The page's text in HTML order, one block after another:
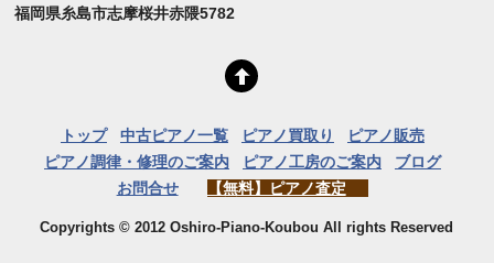
福岡県糸島市志摩桜井赤隈5782
トップ 中古ピアノ一覧 ピアノ買取り
ピアノ販売
ピアノ調律・修理のご案内
ピアノ工房のご案内
ブログ
お問合せ
【無料】ピアノ査定
Copyrights © 2012 Oshiro-Piano-Koubou All rights Reserved